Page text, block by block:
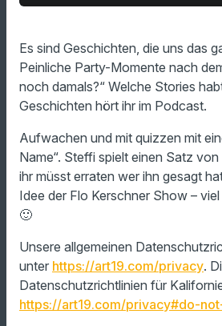
play_arrow Leben verfolgen -
00:00
Es sind Geschichten, die uns das
Peinliche Party-Momente nach
noch damals?“ Welche Stories
Geschichten hört ihr im Podcast.
Aufwachen und mit quizzen mit
Name“. Steffi spielt einen Satz
ihr müsst erraten wer ihn gesagt
Idee der Flo Kerschner Show –
🙂
Unsere allgemeinen
unter https://art19.com/privacy.
Datenschutzrichtlinien für
https://art19.com/privacy#do-